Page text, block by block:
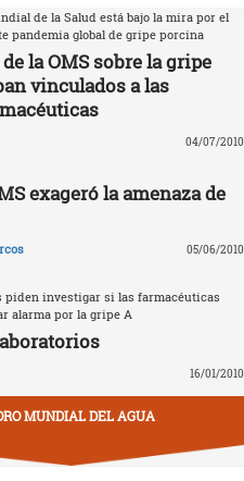
de la Salud está bajo la mira por el
pandemia global de gripe porcina
la OMS sobre la gripe
vinculados a las
04/07/2010
exageró la amenaza de
05/06/2010
piden investigar si las farmacéuticas
alarma por la gripe A
16/01/2010
MUNDIAL DEL AGUA